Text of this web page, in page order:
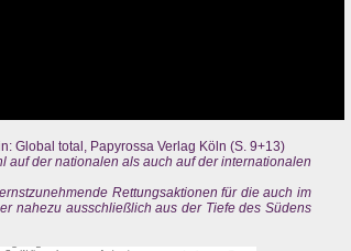
Global total, Papyrossa Verlag Köln (S. 9+13)
auf der nationalen als auch auf der internationalen
Rettungsaktionen für die auch im
nahezu ausschließlich aus der Tiefe des Südens